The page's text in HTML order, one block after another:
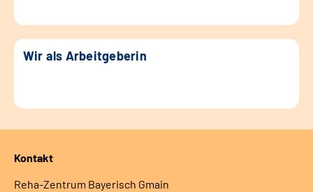
Wir als Arbeitgeberin
Kontakt
Reha-Zentrum Bayerisch Gmain